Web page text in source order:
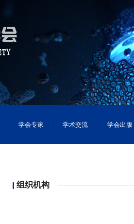
学会专家 学术交流 学会出版
组织机构